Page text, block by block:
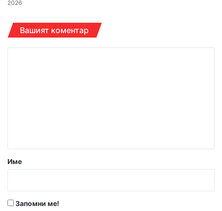
2026
Вашият коментар
р
Име
Запомни ме!